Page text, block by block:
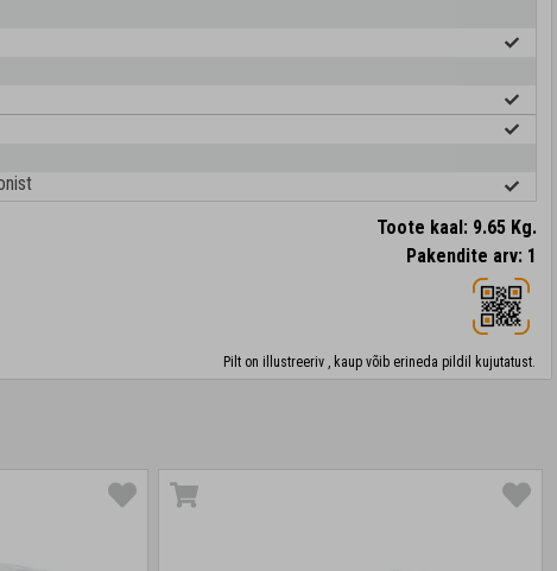
Toote kaal: 9.65 Kg.
Pakendite arv: 1
Pilt on illustreeriv , kaup võib erineda pildil kujutatust.